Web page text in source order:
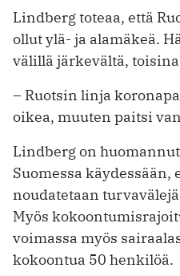
Lindberg toteaa, että
ollut ylä- ja alamäkeä.
välillä järkevältä,
– Ruotsin linja
oikea, muuten paitsi
Lindberg on
Suomessa käydessään,
noudatetaan
Myös
voimassa myös
kokoontua 50 henkilöä.